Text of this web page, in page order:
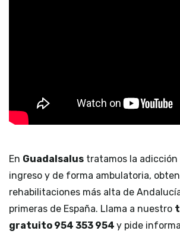
En Guadalsalus tratamos la
ingreso y de forma ambulatoria,
rehabilitaciones más alta de
primeras de España. Llama a nuestro
gratuito 954 353 954 y pide